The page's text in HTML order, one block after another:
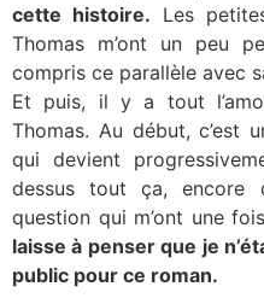
cette histoire. Les
Thomas m’ont un peu
compris ce parallèle avec
Et puis, il y a tout
Thomas. Au début, c’est
qui devient
dessus tout ça, encore
question qui m’ont une
laisse à penser que je
public pour ce roman.